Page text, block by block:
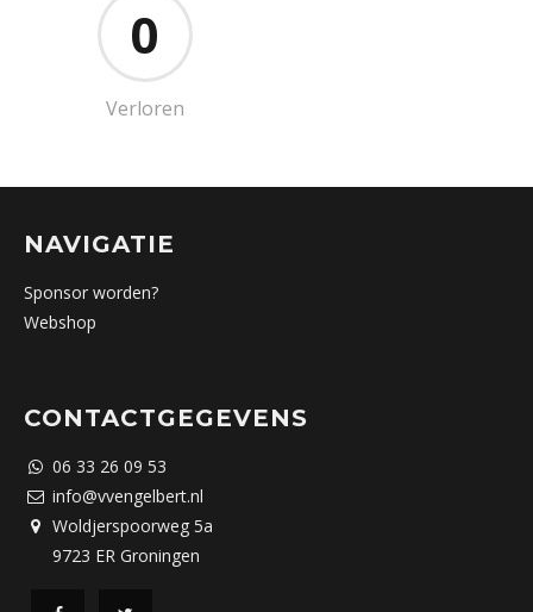
0
Verloren
NAVIGATIE
Sponsor worden?
Webshop
CONTACTGEGEVENS
06 33 26 09 53
info@vvengelbert.nl
Woldjerspoorweg 5a
9723 ER Groningen